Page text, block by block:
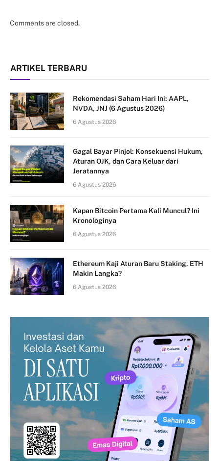
Comments are closed.
ARTIKEL TERBARU
Rekomendasi Saham Hari Ini: AAPL,
NVDA, JNJ (6 Agustus 2026)
6 Agustus 2026
Gagal Bayar Pinjol: Konsekuensi Hukum,
Aturan OJK, dan Cara Keluar dari
Jeratannya
6 Agustus 2026
Kapan Bitcoin Pertama Kali Muncul? Ini
Kronologinya
6 Agustus 2026
Ethereum Kaji Aturan Baru Staking, ETH
Makin Langka?
6 Agustus 2026